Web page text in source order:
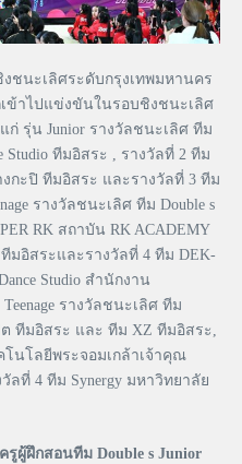
ชนะเลิศระดับกรุงเทพมหานคร
าไปแข่งขันในรอบชิงชนะเลิศ
ก่ รุ่น Junior รางวัลชนะเลิศ ทีม
Studio ทีมอิสระ , รางวัลที่ 2 ทีม
กะปิ ทีมอิสระ และรางวัลที่ 3 ทีม
รางวัลชนะเลิศ ทีม Double s
RK สถาบัน RK ACADEMY
มอิสระและรางวัลที่ 4 ทีม DEK-
Studio สำนักงาน
รางวัลชนะเลิศ ทีม
ทีมอิสระ และ ทีม XZ ทีมอิสระ,
โนโลยีพระจอมเกล้าเจ้าคุณ
ที่ 4 ทีม Synergy มหาวิทยาลัย
ผู้ฝึกสอนทีม Double s Junior